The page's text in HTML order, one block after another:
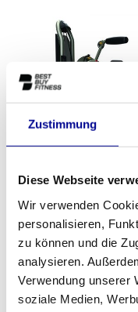
Zustimmung
Diese Webseite
Wir verwenden
personalisieren,
zu können und die
analysieren.
Verwendung unserer
soziale Medien,
Rückenstrecker
2.099,00Inkl. MwSt.